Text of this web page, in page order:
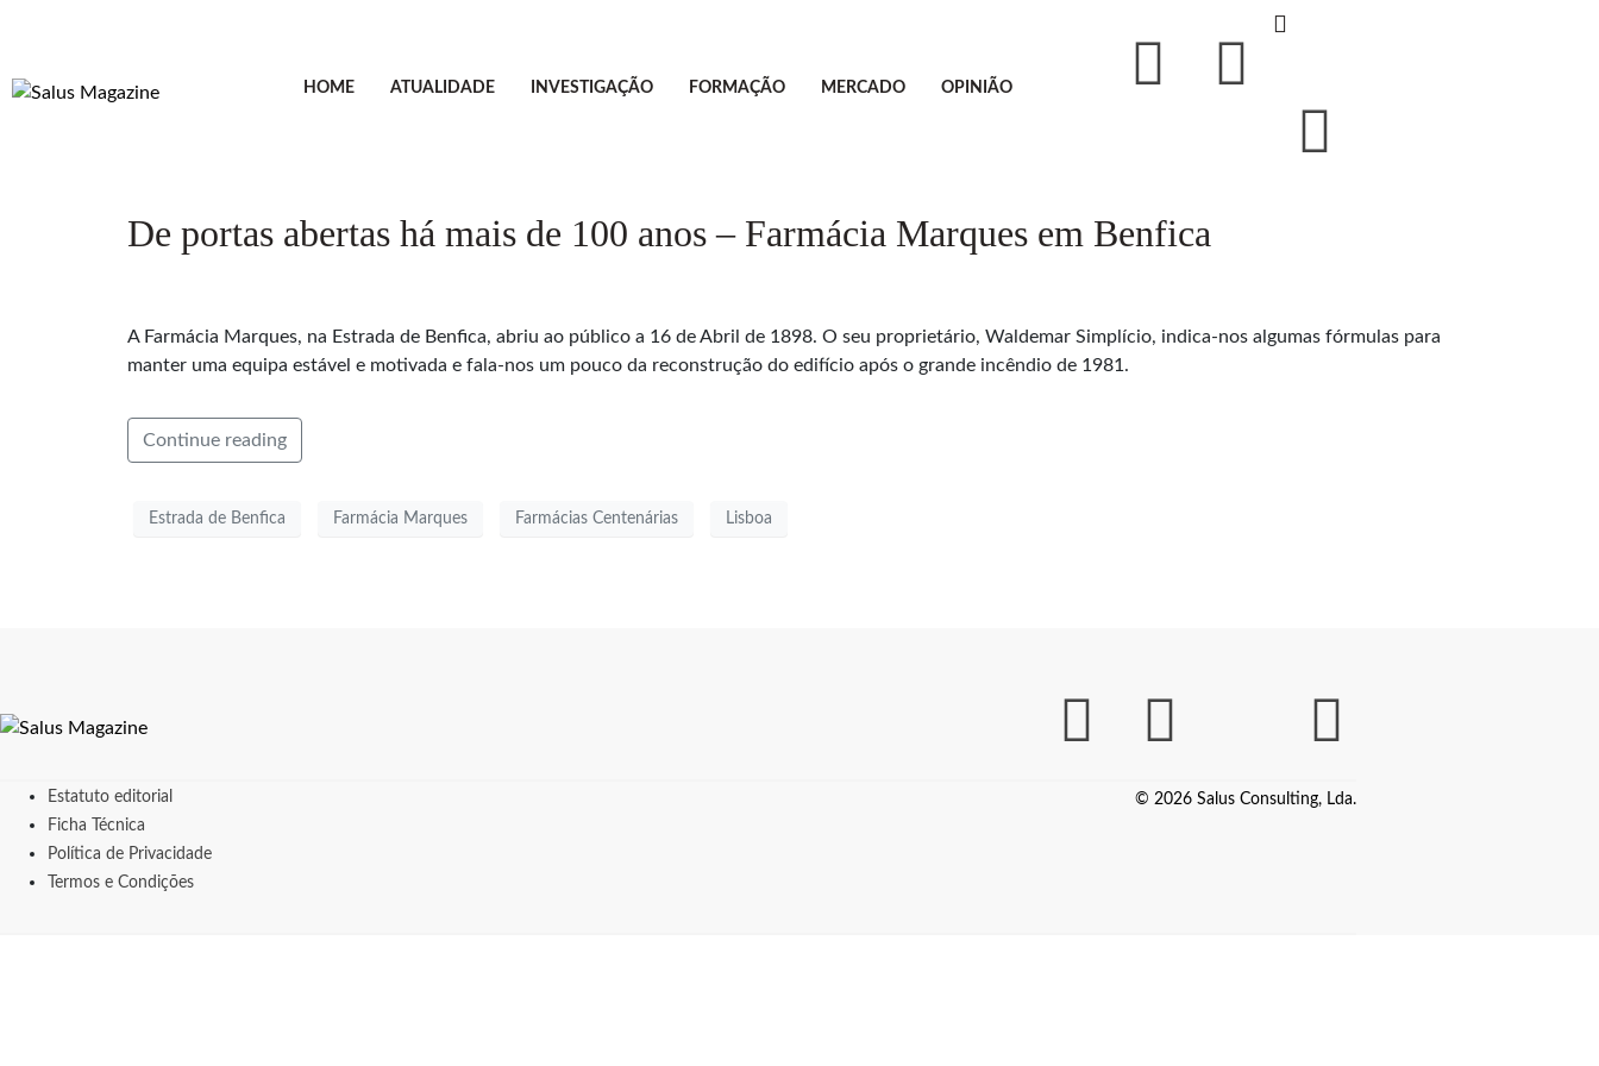
HOME ATUALIDADE INVESTIGAÇÃO FORMAÇÃO MERCADO OPINIÃO
De portas abertas há mais de 100 anos – Farmácia Marques em Benfica
A Farmácia Marques, na Estrada de Benfica, abriu ao público a 16 de Abril de 1898. O seu proprietário, Waldemar Simplício, indica-nos algumas fórmulas para
manter uma equipa estável e motivada e fala-nos um pouco da reconstrução do edifício após o grande incêndio de 1981.
Continue reading
Estrada de Benfica Farmácia Marques Farmácias Centenárias Lisboa
Estatuto editorial
Ficha Técnica
Política de Privacidade
Termos e Condições
© 2026 Salus Consulting, Lda.